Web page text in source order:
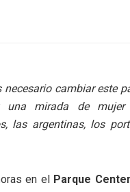
necesario cambiar este
una mirada de
las argentinas, los
en el
Parque